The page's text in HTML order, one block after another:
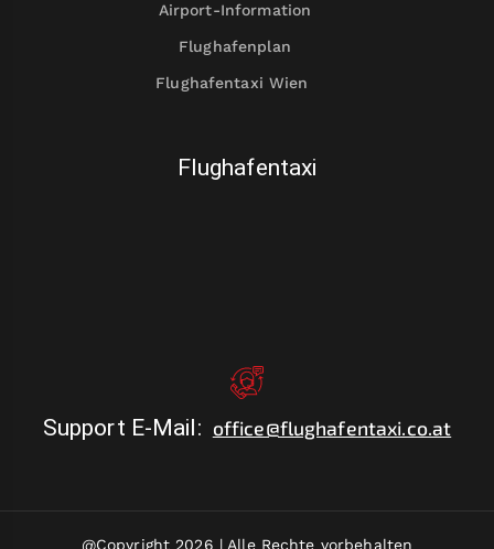
Airport-Information
Flughafenplan
Flughafentaxi Wien
Flughafentaxi
Support E-Mail: office@flughafentaxi.co.at
@Copyright 2026 | Alle Rechte vorbehalten